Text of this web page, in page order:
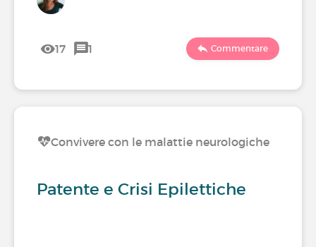
17 1 Commentare
Convivere con le malattie neurologiche
Patente e Crisi Epilettiche